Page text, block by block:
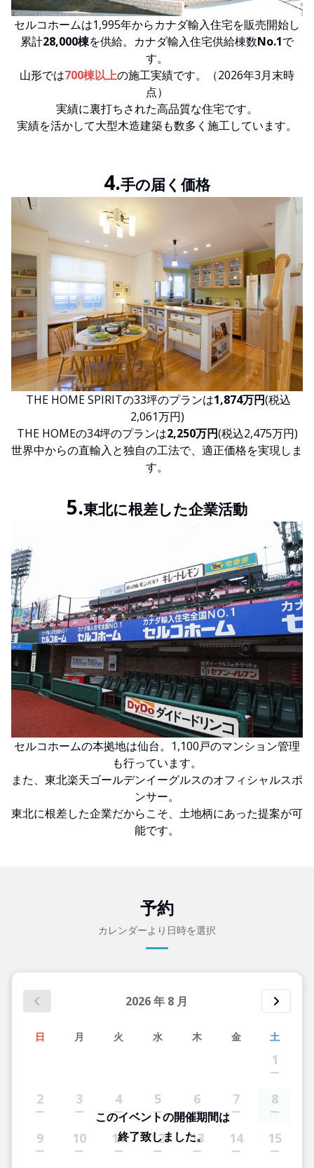
セルコホームは1,995年からカナダ輸入住宅を販売開始し
累計28,000棟を供給。カナダ輸入住宅供給棟数No.1で
す。
山形では700棟以上の施工実績です。（2026年3月末時
点）
実績に裏打ちされた高品質な住宅です。
実績を活かして大型木造建築も数多く施工しています。
4.手の届く価格
THE HOME SPIRITの33坪のプランは1,874万円(税込
2,061万円)
THE HOMEの34坪のプランは2,250万円(税込2,475万円)
世界中からの直輸入と独自の工法で、適正価格を実現しま
す。
5.東北に根差した企業活動
セルコホームの本拠地は仙台。1,100戸のマンション管理
も行っています。
また、東北楽天ゴールデンイーグルスのオフィシャルスポ
ンサー。
東北に根差した企業だからこそ、土地柄にあった提案が可
能です。
予約
カレンダーより日時を選択
2026年 8 月
日 月 火 水 木 金 土
1
2 3 4 5 6 7 8
9 10 11 12 13 14 15
このイベントの開催期間は
終了致しました。